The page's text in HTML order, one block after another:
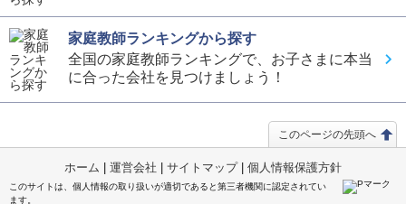
家庭教師ランキングから探す
全国の家庭教師ランキングで、お子さまに本当
に合った会社を見つけましょう！
このページの先頭へ
ホーム 運営会社 サイトマップ| 個人情報保護方針
このサイトは、個人情報の取り扱いが適切であると第三者機関に認定されてい
ます。